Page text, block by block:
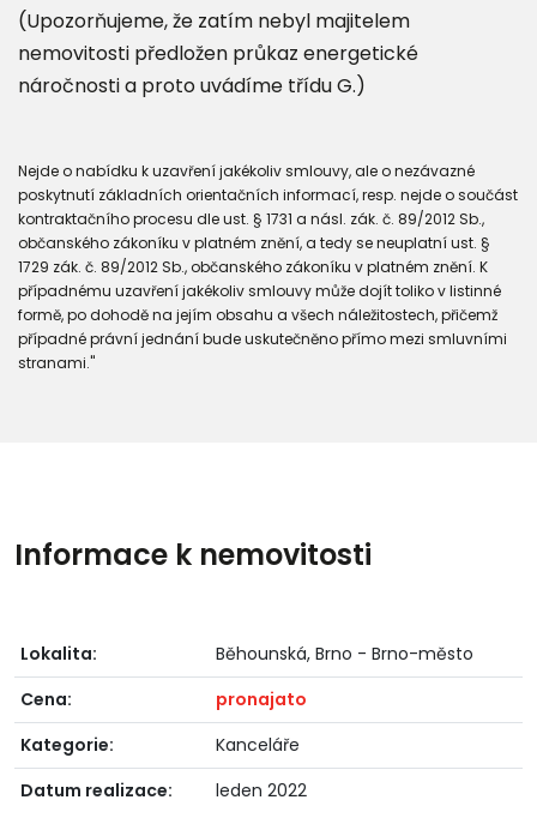
(Upozorňujeme, že zatím nebyl majitelem
nemovitosti předložen průkaz energetické
náročnosti a proto uvádíme třídu G.)
Nejde o nabídku k uzavření jakékoliv smlouvy, ale o nezávazné
poskytnutí základních orientačních informací, resp. nejde o součást
kontraktačního procesu dle ust. § 1731 a násl. zák. č. 89/2012 Sb.,
občanského zákoníku v platném znění, a tedy se neuplatní ust. §
1729 zák. č. 89/2012 Sb., občanského zákoníku v platném znění. K
případnému uzavření jakékoliv smlouvy může dojít toliko v listinné
formě, po dohodě na jejím obsahu a všech náležitostech, přičemž
případné právní jednání bude uskutečněno přímo mezi smluvními
stranami."
Informace k nemovitosti
Lokalita:
Běhounská, Brno - Brno-město
Cena:
pronajato
Kategorie:
Kanceláře
Datum realizace:
leden 2022